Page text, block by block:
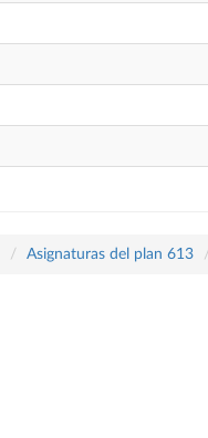
Asignaturas del plan 613